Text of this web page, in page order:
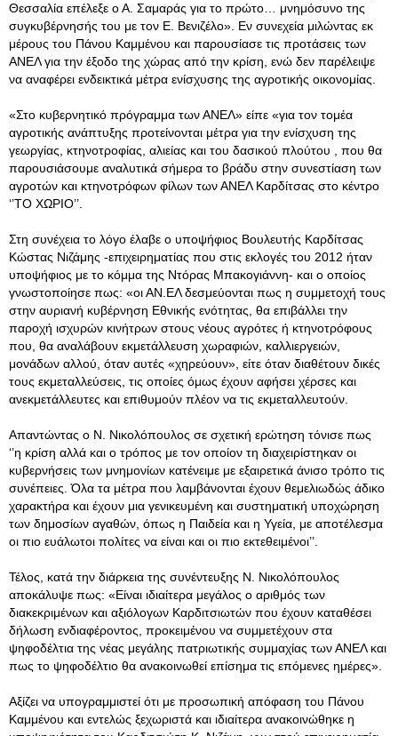
Θεσσαλία επέλεξε ο Α. Σαμαράς για το πρώτο… μνημόσυνο της
συγκυβέρνησής του με τον Ε. Βενιζέλο». Εν συνεχεία μιλώντας εκ
μέρους του Πάνου Καμμένου και παρουσίασε τις προτάσεις των
ΑΝΕΛ για την έξοδο της χώρας από την κρίση, ενώ δεν παρέλειψε
να αναφέρει ενδεικτικά μέτρα ενίσχυσης της αγροτικής οικονομίας.
«Στο κυβερνητικό πρόγραμμα των ΑΝΕΛ» είπε «για τον τομέα
αγροτικής ανάπτυξης προτείνονται μέτρα για την ενίσχυση της
γεωργίας, κτηνοτροφίας, αλιείας και του δασικού πλούτου , που θα
παρουσιάσουμε αναλυτικά σήμερα το βράδυ στην συνεστίαση των
αγροτών και κτηνοτρόφων φίλων των ΑΝΕΛ Καρδίτσας στο κέντρο
‘’ΤΟ ΧΩΡΙΟ’’.
Στη συνέχεια το λόγο έλαβε ο υποψήφιος Βουλευτής Καρδίτσας
Κώστας Νιζάμης -επιχειρηματίας που στις εκλογές του 2012 ήταν
υποψήφιος με το κόμμα της Ντόρας Μπακογιάννη- και ο οποίος
γνωστοποίησε πως: «οι ΑΝ.ΕΛ δεσμεύονται πως η συμμετοχή τους
στην αυριανή κυβέρνηση Εθνικής ενότητας, θα επιβάλλει την
παροχή ισχυρών κινήτρων στους νέους αγρότες ή κτηνοτρόφους
που, θα αναλάβουν εκμετάλλευση χωραφιών, καλλιεργειών,
μονάδων αλλού, όταν αυτές «χηρεύουν», είτε όταν διαθέτουν δικές
τους εκμεταλλεύσεις, τις οποίες όμως έχουν αφήσει χέρσες και
ανεκμετάλλευτες και επιθυμούν πλέον να τις εκμεταλλευτούν.
Απαντώντας ο Ν. Νικολόπουλος σε σχετική ερώτηση τόνισε πως
‘’η κρίση αλλά και ο τρόπος με τον οποίον τη διαχειρίστηκαν οι
κυβερνήσεις των μνημονίων κατένειμε με εξαιρετικά άνισο τρόπο τις
συνέπειες. Όλα τα μέτρα που λαμβάνονται έχουν θεμελιωδώς άδικο
χαρακτήρα και έχουν μια γενικευμένη και συστηματική υποχώρηση
των δημοσίων αγαθών, όπως η Παιδεία και η Υγεία, με αποτέλεσμα
οι πιο ευάλωτοι πολίτες να είναι και οι πιο εκτεθειμένοι’’.
Τέλος, κατά την διάρκεια της συνέντευξης Ν. Νικολόπουλος
αποκάλυψε πως: «Είναι ιδιαίτερα μεγάλος ο αριθμός των
διακεκριμένων και αξιόλογων Καρδιτσιωτών που έχουν καταθέσει
δήλωση ενδιαφέροντος, προκειμένου να συμμετέχουν στα
ψηφοδέλτια της νέας μεγάλης πατριωτικής συμμαχίας των ΑΝΕΛ και
πως το ψηφοδέλτιο θα ανακοινωθεί επίσημα τις επόμενες ημέρες».
Αξίζει να υπογραμμιστεί ότι με προσωπική απόφαση του Πάνου
Καμμένου και εντελώς ξεχωριστά και ιδιαίτερα ανακοινώθηκε η